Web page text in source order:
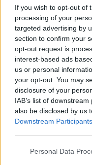
If you wish to opt-out of
processing of your
targeted advertising by
section to confirm your
opt-out request is
interest-based ads
us or personal
your opt-out. You may
disclosure of your
IAB’s list of
also be disclosed by us
Downstream Participants
Personal Data